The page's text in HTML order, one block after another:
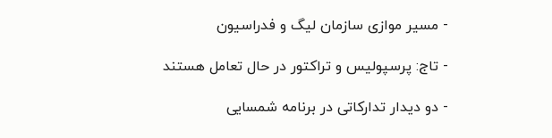
- مسیر موازی سازمان لیگ و فدراسیون
- تاج: پرسپولیس و تراکتور در حال تعامل هستند
- دو دیدار تدارکاتی در برنامه شمسایی